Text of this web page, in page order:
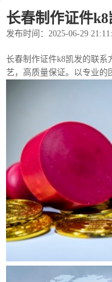
长春制作证件
发布时间：2025-06-29
长春制作证件k8凯发的联系
艺，高质量保证。以专业的